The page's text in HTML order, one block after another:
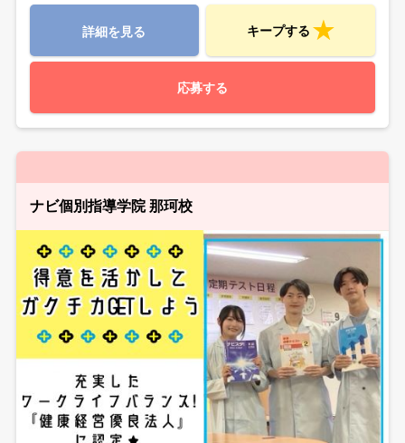
詳細を見る キープする
応募する
ナビ個別指導学院 那珂校